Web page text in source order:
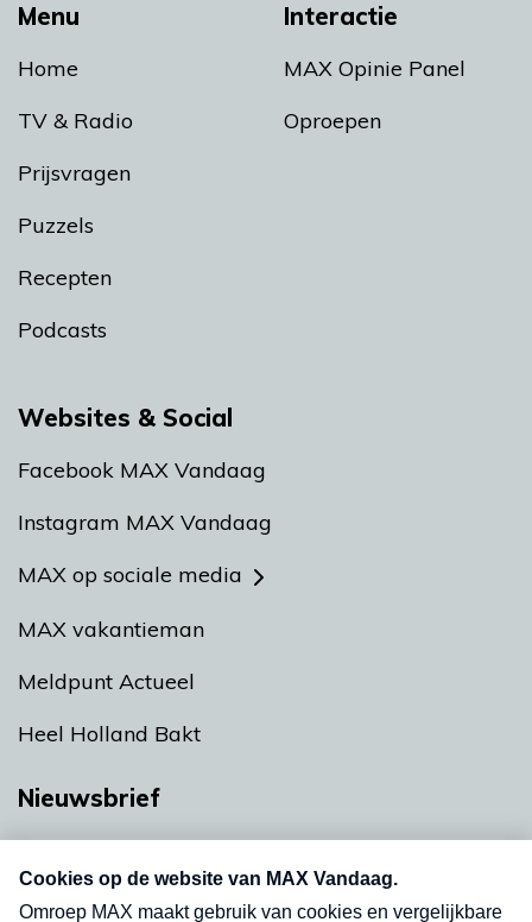
Menu
Home
TV & Radio
Prijsvragen
Puzzels
Recepten
Podcasts
Interactie
MAX Opinie Panel
Oproepen
Websites & Social
Facebook MAX Vandaag
Instagram MAX Vandaag
MAX op sociale media
MAX vakantieman
Meldpunt Actueel
Heel Holland Bakt
Nieuwsbrief
nieuwsbrief. Elke vrijdag- en dinsdagochtend in
uw mailbox.